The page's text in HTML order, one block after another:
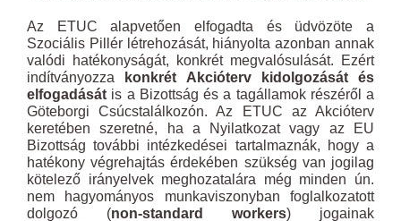
Az ETUC alapvetően elfogadta és üdvözöte a
Szociális Pillér létrehozását, hiányolta azonban annak
valódi hatékonyságát, konkrét megvalósulását. Ezért
indítványozza
konkrét Akcióterv kidolgozását és
elfogadását is a Bizottság és a tagállamok részéről a
Göteborgi Csúcstalálkozón. Az ETUC az Akcióterv
keretében szeretné, ha a Nyilatkozat vagy az EU
Bizottság további intézkedései tartalmaznák, hogy a
hatékony végrehajtás érdekében szükség van jogilag
kötelező irányelvek meghozatalára még minden ún.
nem hagyományos munkaviszonyban foglalkozatott
dolgozó (non-standard workers) jogainak